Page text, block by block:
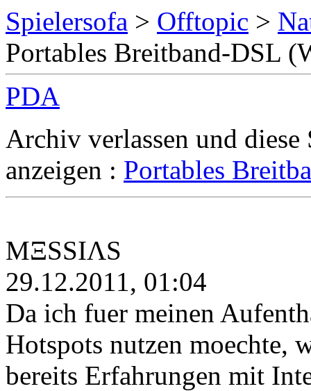
Spielersofa > Offtopic >
Portables Breitband-DSL
PDA
Archiv verlassen und diese
anzeigen : Portables
MΞSSIΛS
29.12.2011, 01:04
Da ich fuer meinen
Hotspots nutzen moechte,
bereits Erfahrungen mit